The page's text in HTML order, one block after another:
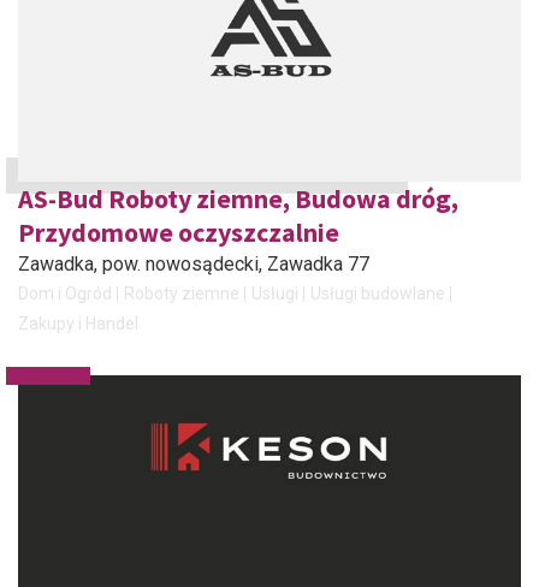
AS-Bud Roboty ziemne, Budowa dróg,
Przydomowe oczyszczalnie
Zawadka, pow. nowosądecki, Zawadka 77
Dom i Ogród Roboty ziemne Usługi
Usługi budowlane
Zakupy i Handel